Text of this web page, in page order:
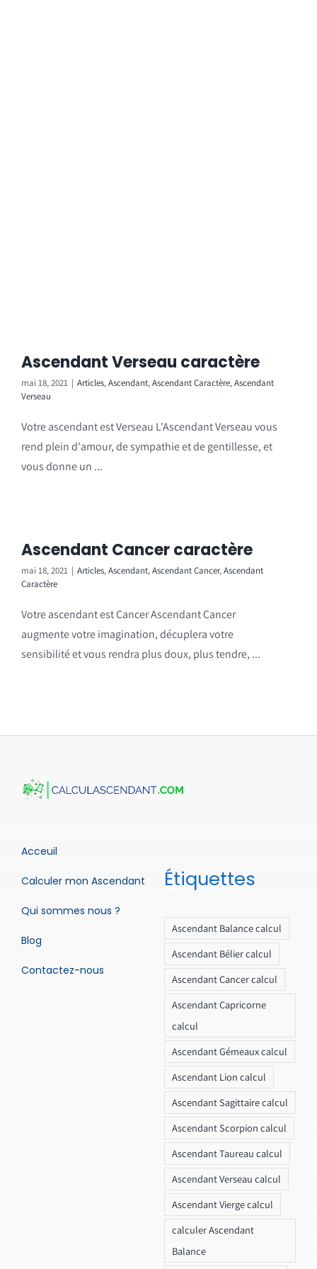
Ascendant Verseau caractère
mai 18, 2021 | Articles,Ascendant,Ascendant Caractère,Ascendant
Verseau
Votre ascendant est Verseau L'Ascendant Verseau vous
rend plein d'amour, de sympathie et de gentillesse, et
vous donne un ...
Ascendant Cancer caractère
mai 18, 2021 | Articles,Ascendant,Ascendant Cancer,Ascendant
Caractère
Votre ascendant est Cancer Ascendant Cancer
augmente votre imagination, décuplera votre
sensibilité et vous rendra plus doux, plus tendre, ...
Acceuil
Calculer mon Ascendant
Qui sommes nous ?
Blog
Contactez-nous
Étiquettes
Ascendant Balance calcul
Ascendant Bélier calcul
Ascendant Cancer calcul
Ascendant Capricorne
calcul
Ascendant Gémeaux calcul
Ascendant Lion calcul
Ascendant Sagittaire calcul
Ascendant Scorpion calcul
Ascendant Taureau calcul
Ascendant Verseau calcul
Ascendant Vierge calcul
calculer Ascendant
Balance